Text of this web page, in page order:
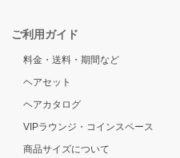
着こなしができ
！一位に輝いたのは
ameri vintageの
レス。定番のAライ
丈が大人かわいい
です。ウエストが
ご利用ガイド
料金・送料・期間など
ヘアセット
ヘアカタログ
VIPラウンジ・コインスペース
商品サイズについて